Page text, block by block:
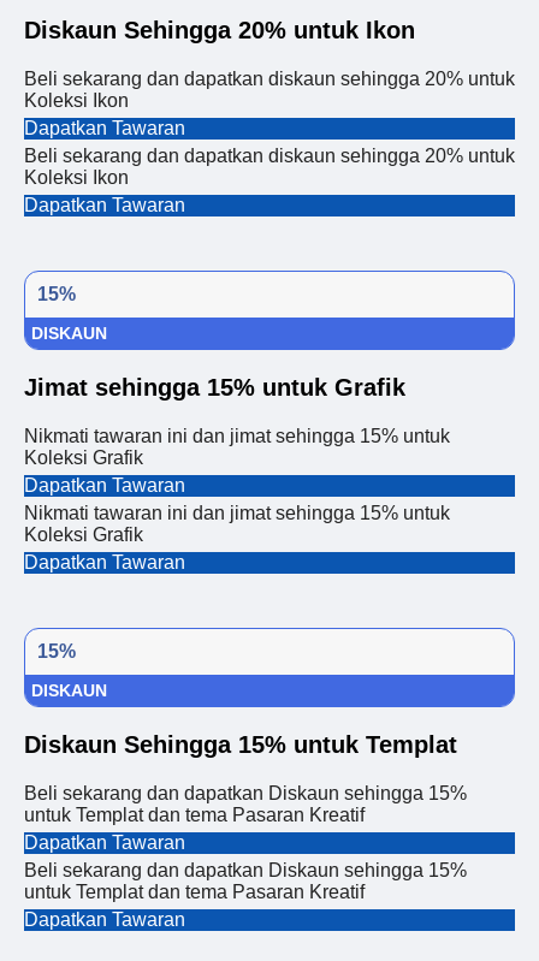
Diskaun Sehingga 20% untuk Ikon
Beli sekarang dan dapatkan diskaun sehingga 20% untuk
Koleksi Ikon
Dapatkan Tawaran
Beli sekarang dan dapatkan diskaun sehingga 20% untuk
Koleksi Ikon
Dapatkan Tawaran
15%
DISKAUN
Jimat sehingga 15% untuk Grafik
Nikmati tawaran ini dan jimat sehingga 15% untuk
Koleksi Grafik
Dapatkan Tawaran
Nikmati tawaran ini dan jimat sehingga 15% untuk
Koleksi Grafik
Dapatkan Tawaran
15%
DISKAUN
Diskaun Sehingga 15% untuk Templat
Beli sekarang dan dapatkan Diskaun sehingga 15%
untuk Templat dan tema Pasaran Kreatif
Dapatkan Tawaran
Beli sekarang dan dapatkan Diskaun sehingga 15%
untuk Templat dan tema Pasaran Kreatif
Dapatkan Tawaran